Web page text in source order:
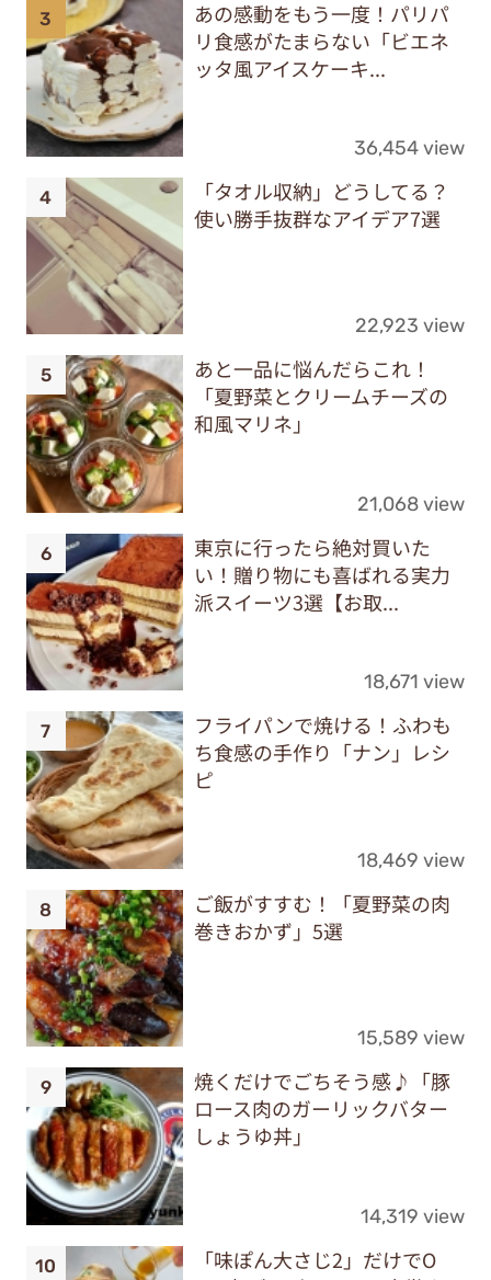
あの感動をもう一度！パリパ
リ食感がたまらない「ビエネ
ッタ風アイスケーキ...
36,454 view
「タオル収納」どうしてる？
使い勝手抜群なアイデア7選
22,923 view
あと一品に悩んだらこれ！
「夏野菜とクリームチーズの
和風マリネ」
21,068 view
東京に行ったら絶対買いた
い！贈り物にも喜ばれる実力
派スイーツ3選【お取...
18,671 view
フライパンで焼ける！ふわも
ち食感の手作り「ナン」レシ
ピ
18,469 view
ご飯がすすむ！「夏野菜の肉
巻きおかず」5選
15,589 view
焼くだけでごちそう感♪「豚
ロース肉のガーリックバター
しょうゆ丼」
14,319 view
「味ぽん大さじ2」だけでO